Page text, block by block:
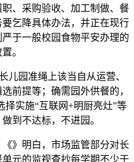
、采购验收、加工制做、餐
乞降具体办法，并正在现行
于一般校园食物平安办理的
。
园准绳上该当自从运营、
前提等；确需园外供餐的，
实施“互联网+明厨亮灶”等
到不达标，不进园。
》明白，市场监管部分对长
元的监视查抄每学期不少于